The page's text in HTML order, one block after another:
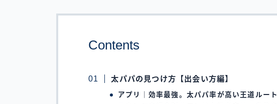
Contents
太パパの見つけ方【出会い方編】
アプリ｜効率最強。太パパ率が高い王道ルート